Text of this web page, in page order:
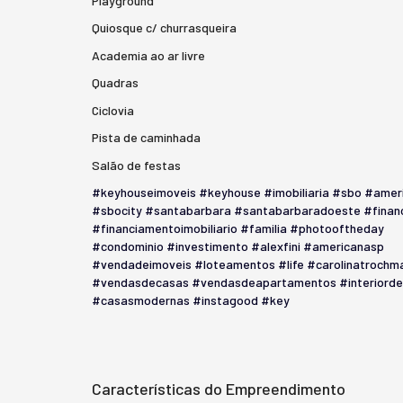
Quiosque c/ churrasqueira
Academia ao ar livre
Quadras
Ciclovia
Pista de caminhada
Salão de festas
#keyhouseimoveis #keyhouse #imobiliaria #sbo
#sbocity #santabarbara #santabarbaradoeste
#financiamentoimobiliario #familia #photooftheday
#condominio #investimento #alexfini #americanasp
#vendadeimoveis #loteamentos #life
#vendasdecasas #vendasdeapartamentos
#casasmodernas #instagood #key
Características do Empreendimento